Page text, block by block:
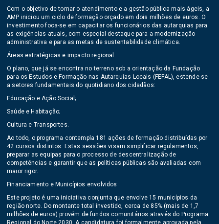
Com o objetivo de tornar o atendimento e a gestão pública mais ágeis, a
AMP iniciou um ciclo de formação orçado em dois milhões de euros. O
investimento foca-se em capacitar os funcionários das autarquias para
as exigências atuais, com especial destaque para a modernização
administrativa e para as metas de sustentabilidade climática.
Áreas estratégicas e impacto regional
O plano, que já se encontra no terreno sob a orientação da Fundação
para os Estudos e Formação nas Autarquias Locais (FEFAL), estende-se
a setores fundamentais do quotidiano dos cidadãos:
Educação e Ação Social;
Saúde e Habitação;
Cultura e Transportes.
Ao todo, o programa contempla 181 ações de formação distribuídas por
42 cursos distintos. Estas sessões visam simplificar regulamentos,
preparar as equipas para o processo de descentralização de
competências e garantir que as políticas públicas são avaliadas com
maior rigor.
Financiamento e Municípios envolvidos
Este projeto é uma iniciativa conjunta que envolve 15 municípios da
região norte. Do montante total investido, cerca de 85% (mais de 1,7
milhões de euros) provém de fundos comunitários através do Programa